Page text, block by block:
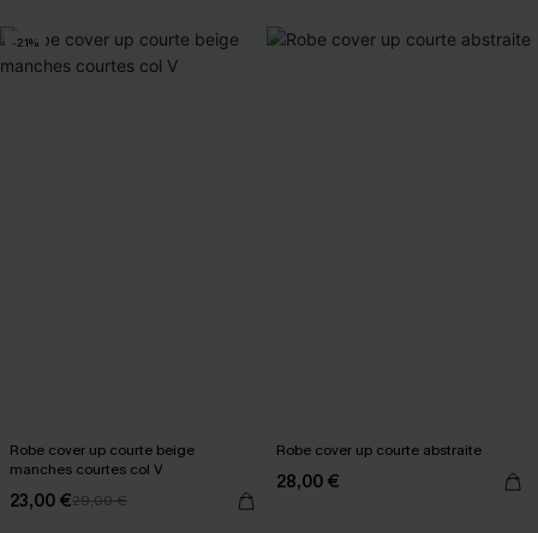
-21%
Robe cover up courte beige
manches courtes col V
23,00 €29,00 €
Robe cover up courte abstraite
28,00 €